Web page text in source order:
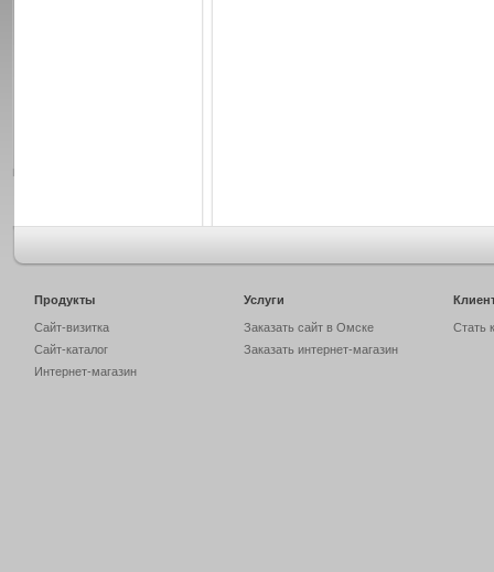
Продукты
Сайт-визитка
Сайт-каталог
Интернет-магазин
Услуги
Заказать сайт в Омске
Заказать интернет-магазин
Стать